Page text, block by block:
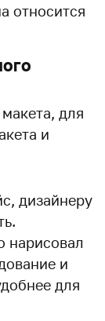
относится
для
и
дизайнеру
нарисовал
и
для